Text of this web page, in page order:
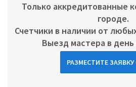
Только аккредитованные
городе.
Счетчики в наличии от
Выезд мастера в
РАЗМЕСТИТЕ ЗАЯВКУ